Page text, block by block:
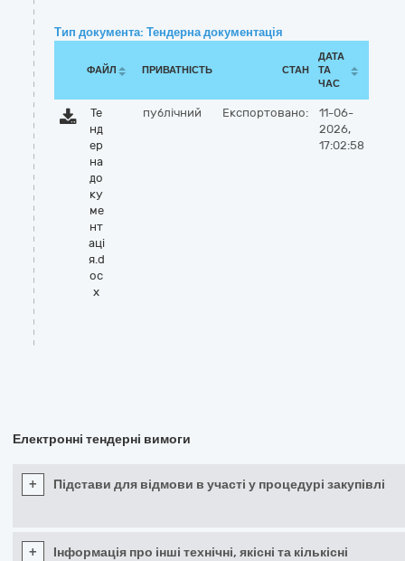
Тип документа: Тендерна документація
ФАЙЛ ПРИВАТНІСТЬ СТАН
ДАТА
ТА
ЧАС
Те
нд
ер
на
до
ку
ме
нт
аці
я.d
oc
x
публічний Експортовано:
11-06-
2026,
17:02:58
Електронні тендерні вимоги
+ Підстави для відмови в участі у процедурі закупівлі
+
Інформація про інші технічні, якісні та кількісні